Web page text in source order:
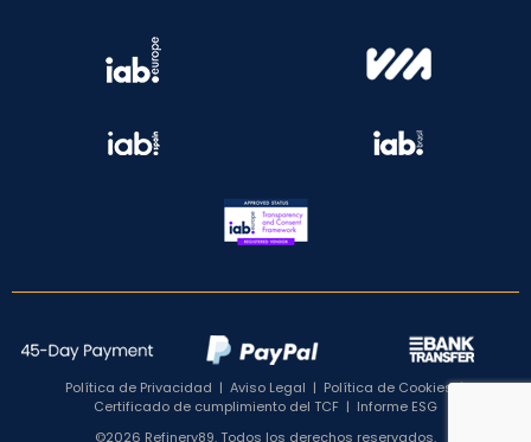
Política de Privacidad | Aviso Legal | Política de Cookies|
Certificado de cumplimiento del TCF | Informe ESG
©2026 Refinery89. Todos los derechos reservados.